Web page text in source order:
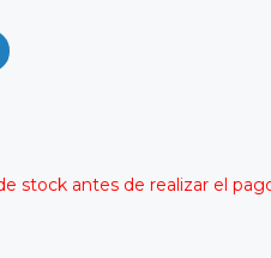
stock antes de realizar el